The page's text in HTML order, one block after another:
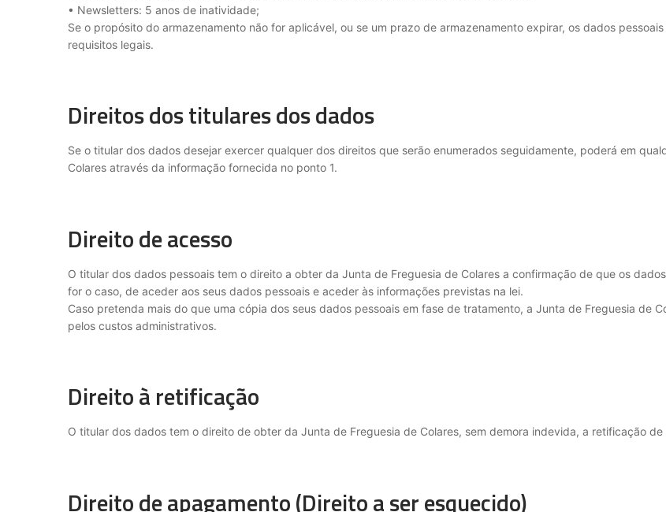
• Newsletters: 5 anos de inatividade;
Se o propósito do armazenamento não for aplicável, ou se um prazo de armazenamento expirar, os dados
requisitos legais.
Direitos dos titulares dos dados
Se o titular dos dados desejar exercer qualquer dos direitos que serão enumerados seguidamente, poderá em
Colares através da informação fornecida no ponto 1.
Direito de acesso
O titular dos dados pessoais tem o direito a obter da Junta de Freguesia de Colares a confirmação de que os
for o caso, de aceder aos seus dados pessoais e aceder às informações previstas na lei.
Caso pretenda mais do que uma cópia dos seus dados pessoais em fase de tratamento, a Junta de Freguesia de
pelos custos administrativos.
Direito à retificação
O titular dos dados tem o direito de obter da Junta de Freguesia de Colares, sem demora indevida, a retificação
Direito de apagamento (Direito a ser esquecido)